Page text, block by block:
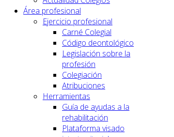
Área profesional
Ejercicio profesional
Carné Colegial
Código deontológico
Legislación sobre la
profesión
Colegiación
Atribuciones
Herramientas
Guía de ayudas a la
rehabilitación
Plataforma visado